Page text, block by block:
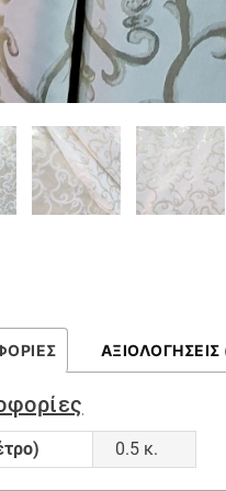
ΑΞΙΟΛΟΓΉΣΕΙΣ
0.5 κ.